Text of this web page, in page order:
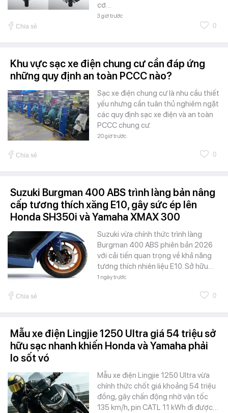
cơ…
3 giờ trước
Chia sẻ 0
Khu vực sạc xe điện chung cư cần đáp ứng
những quy định an toàn PCCC nào?
Sạc xe điện chung cư là nhu cầu thiết
yếu nhưng cần tuân thủ nghiêm ngặt
các quy định sạc xe điện và an toàn
PCCC chung cư.
20 giờ trước
Chia sẻ 0
Suzuki Burgman 400 ABS trình làng bản nâng
cấp tương thích xăng E10, gây sức ép lên
Honda SH350i và Yamaha XMAX 300
Suzuki vừa chính thức trình làng
Burgman 400 ABS phiên bản 2026
với cải tiến quan trọng về khả năng
tương thích nhiên liệu E10. Sở hữu…
1 ngày trước
Chia sẻ 0
Mẫu xe điện Lingjie 1250 Ultra giá 54 triệu sở
hữu sạc nhanh khiến Honda và Yamaha phải
lo sốt vó
Mẫu xe điện Lingjie 1250 Ultra vừa
chính thức chốt giá khoảng 54 triệu
đồng, gây chấn động nhờ vận tốc
135 km/h, pin CATL 11 kWh đi được…